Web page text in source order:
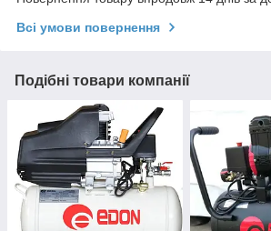
Всі умови повернення
Подібні товари компанії